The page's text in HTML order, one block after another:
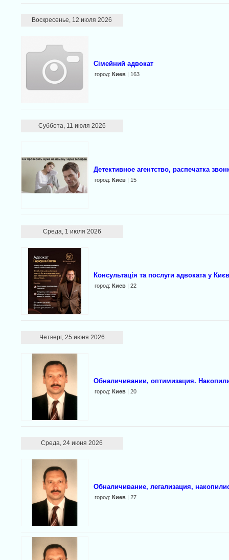
Воскресенье, 12 июля 2026
Сімейний адвокат
город: Киев| 163
Суббота, 11 июля 2026
Детективное агентство, распечатка
город: Киев| 15
Среда, 1 июля 2026
Консультація та послуги адвоката у
город: Киев| 22
Четверг, 25 июня 2026
Обналичивании, оптимизация.
город: Киев| 20
Среда, 24 июня 2026
Обналичивание, легализация,
город: Киев| 27